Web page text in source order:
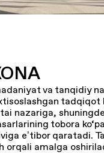
va tanqidiy
tadqiqot
nazariga,
tobora
eʼtibor qaratadi.
orqali amalga